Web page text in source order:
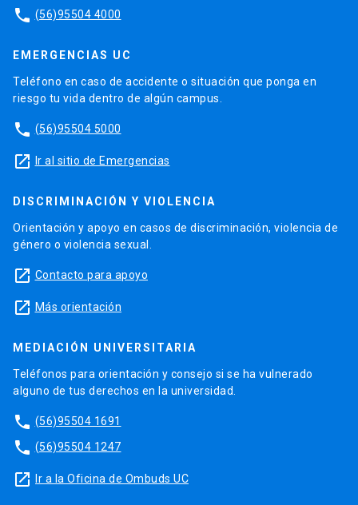
phone (56)95504 4000
EMERGENCIAS UC
Teléfono en caso de accidente o situación que ponga en
riesgo tu vida dentro de algún campus.
phone (56)95504 5000
launch Ir al sitio de Emergencias
DISCRIMINACIÓN Y VIOLENCIA
Orientación y apoyo en casos de discriminación, violencia de
género o violencia sexual.
launch Contacto para apoyo
launch Más orientación
MEDIACIÓN UNIVERSITARIA
Teléfonos para orientación y consejo si se ha vulnerado
alguno de tus derechos en la universidad.
phone (56)95504 1691
phone (56)95504 1247
launch Ir a la Oficina de Ombuds UC